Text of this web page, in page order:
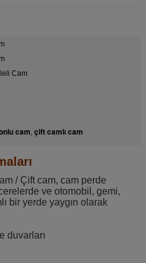
Cam
cam, çift camlı cam
/ Çift cam, cam perde
ve otomobil, gemi,
bir yerde yaygın olarak
duvarları